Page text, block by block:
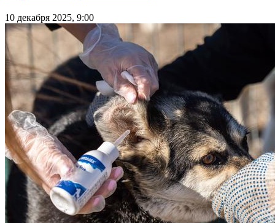
10 декабря 2025, 9:00